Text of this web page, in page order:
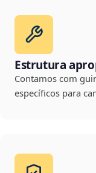
Estrutura
Contamos com
específicos para